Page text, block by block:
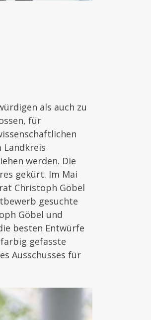
als auch zu
für
Landkreis
werden. Die
gekürt. Im Mai
Christoph Göbel
gesuchte
Göbel und
besten Entwürfe
gefasste
Ausschusses für